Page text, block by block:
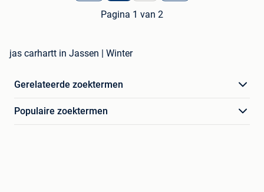
Pagina 1 van 2
jas carhartt in Jassen | Winter
Gerelateerde zoektermen
Populaire zoektermen